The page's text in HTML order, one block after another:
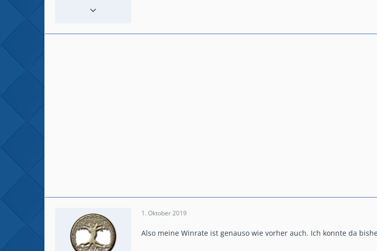
1. Oktober 2019
Also meine Winrate ist genauso wie vorher auch. Ich konnte da